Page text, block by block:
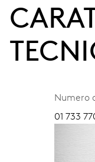
Numero
01 733